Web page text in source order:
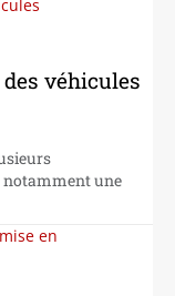
véhicules
notamment une